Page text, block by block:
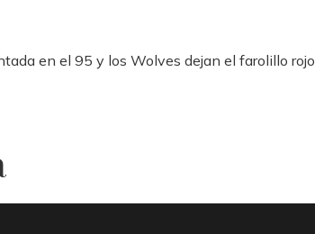
en el 95 y los Wolves dejan el farolillo rojo